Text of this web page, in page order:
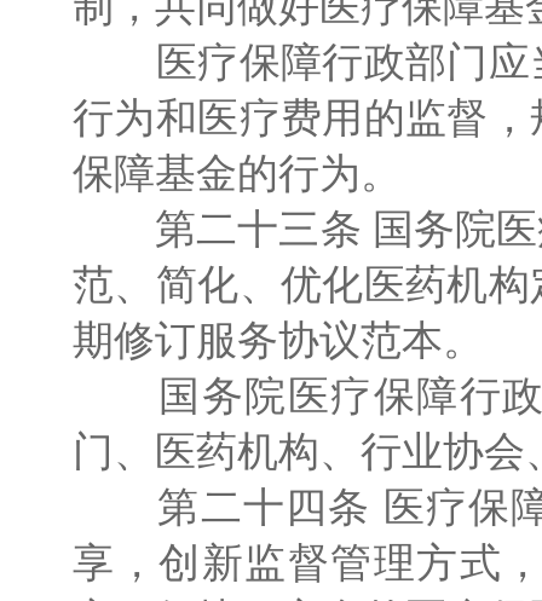
医疗保障行政部门应
行为和医疗费用的监督
保障基金的行为。
第二十三条 国务院医
范、简化、优化医药机
期修订服务协议范本。
国务院医疗保障行政
门、医药机构、行业协
第二十四条 医疗保障
享，创新监督管理方式